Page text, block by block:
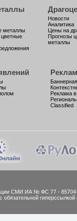
металлы
цветные
Новости
Аналитика
Цены на
Прогнозы
металлы
Реклама
Classified
СМИ ИА № ФС 77 - 85704
гиперссылкой